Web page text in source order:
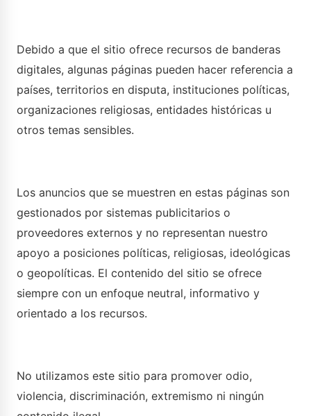
Debido a que el sitio ofrece recursos de banderas
digitales, algunas páginas pueden hacer referencia a
países, territorios en disputa, instituciones políticas,
organizaciones religiosas, entidades históricas u
otros temas sensibles.
Los anuncios que se muestren en estas páginas son
gestionados por sistemas publicitarios o
proveedores externos y no representan nuestro
apoyo a posiciones políticas, religiosas, ideológicas
o geopolíticas. El contenido del sitio se ofrece
siempre con un enfoque neutral, informativo y
orientado a los recursos.
No utilizamos este sitio para promover odio,
violencia, discriminación, extremismo ni ningún